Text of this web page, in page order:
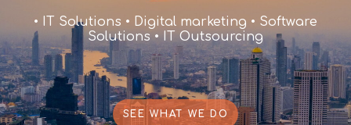
• IT Solutions • Digital marketing • Software
Solutions • IT Outsourcing
SEE WHAT WE DO